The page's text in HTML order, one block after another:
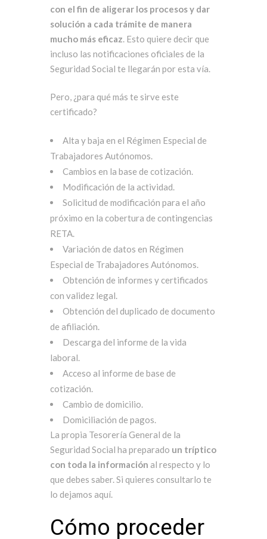
con el fin de aligerar los procesos y dar
solución a cada trámite de manera
mucho más eficaz. Esto quiere decir que
incluso las notificaciones oficiales de la
Seguridad Social te llegarán por esta vía.
Pero, ¿para qué más te sirve este
certificado?
Alta y baja en el Régimen Especial de
Trabajadores Autónomos.
Cambios en la base de cotización.
Modificación de la actividad.
Solicitud de modificación para el año
próximo en la cobertura de contingencias
RETA.
Variación de datos en Régimen
Especial de Trabajadores Autónomos.
Obtención de informes y certificados
con validez legal.
Obtención del duplicado de documento
de afiliación.
Descarga del informe de la vida
laboral.
Acceso al informe de base de
cotización.
Cambio de domicilio.
Domiciliación de pagos.
La propia Tesorería General de la
Seguridad Social ha preparado un tríptico
con toda la información al respecto y lo
que debes saber. Si quieres consultarlo te
lo dejamos aquí.
Cómo proceder